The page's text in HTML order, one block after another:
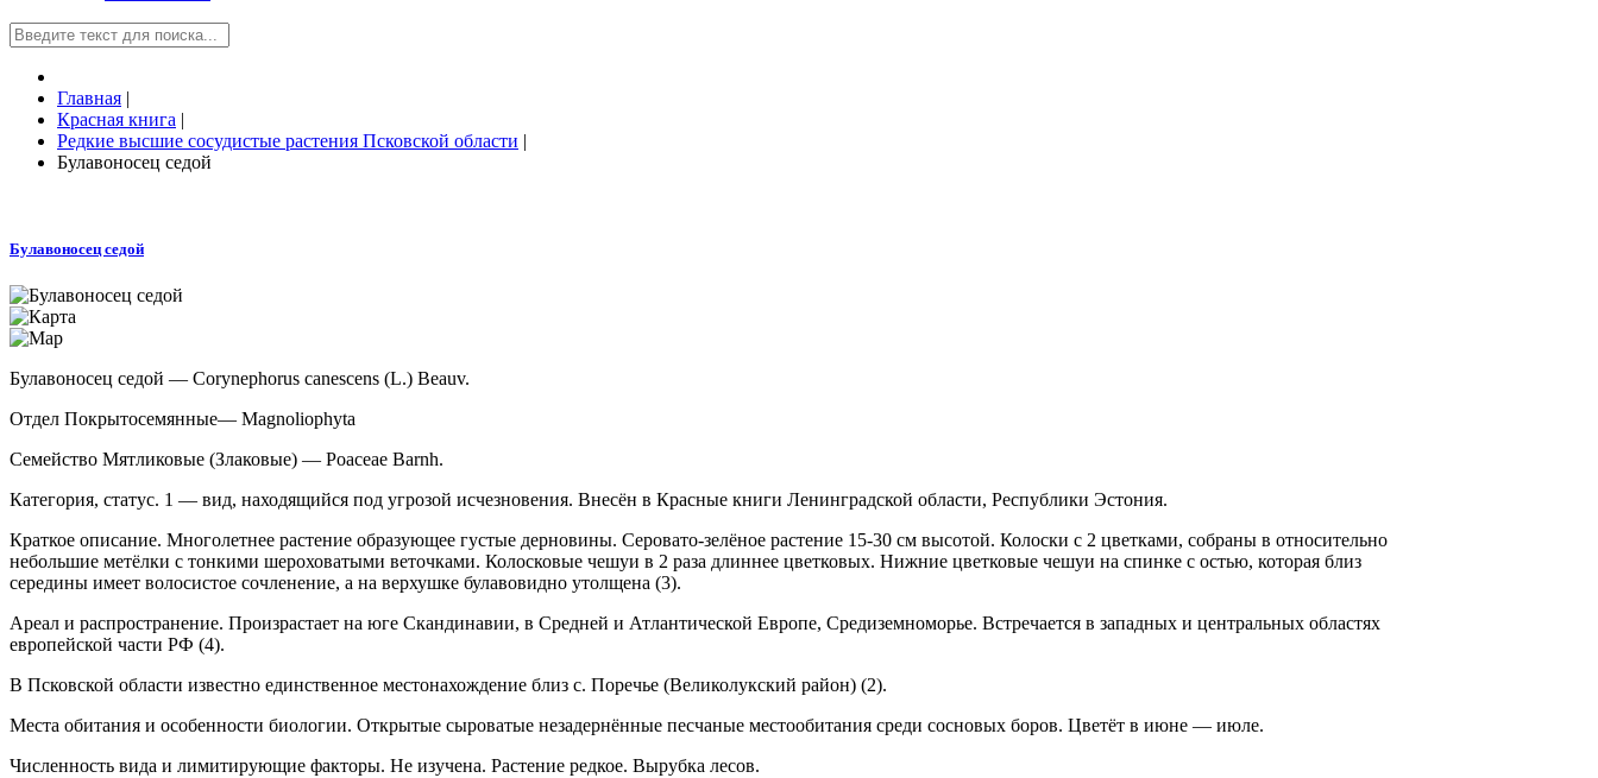
Главная |
Красная книга |
Редкие высшие сосудистые растения Псковской области |
Булавоносец седой
Булавоносец седой
Булавоносец седой — Corynephorus canescens (L.) Beauv.
Отдел Покрытосемянные— Magnoliophyta
Семейство Мятликовые (Злаковые) — Poaceae Barnh.
Категория, статус. 1 — вид, находящийся под угрозой исчезновения. Внесён в Красные книги Ленинградской обла­сти, Республики Эстония.
Краткое описание. Многолетнее растение об­разующее густые дерновины. Серовато-зелёное растение 15-30 см высотой. Колоски с 2 цветками, собраны в относительно
небольшие метёлки с тон­кими шероховатыми веточками. Колосковые чешуи в 2 раза длиннее цветковых. Нижние цветковые че­шуи на спинке с остью, которая близ
середины имеет волосистое сочленение, а на верхушке булавовидно утолщена (3).
Ареал и распространение. Произрастает на юге Скандинавии, в Средней и Атлантической Евро­пе, Средиземноморье. Встречается в западных и цен­тральных областях
европейской части РФ (4).
В Псковской области известно единственное местонахождение близ с. Поречье (Великолукский район) (2).
Места обитания и особенности биологии. От­крытые сыроватые незадернённые песчаные место­обитания среди сосновых боров. Цветёт в июне — июле.
Численность вида и лимитирующие факто­ры. Не изучена. Растение редкое. Вырубка лесов.